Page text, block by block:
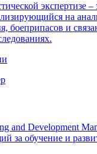
экспертизе –
на
боеприпасов и
and Development
за обучение и